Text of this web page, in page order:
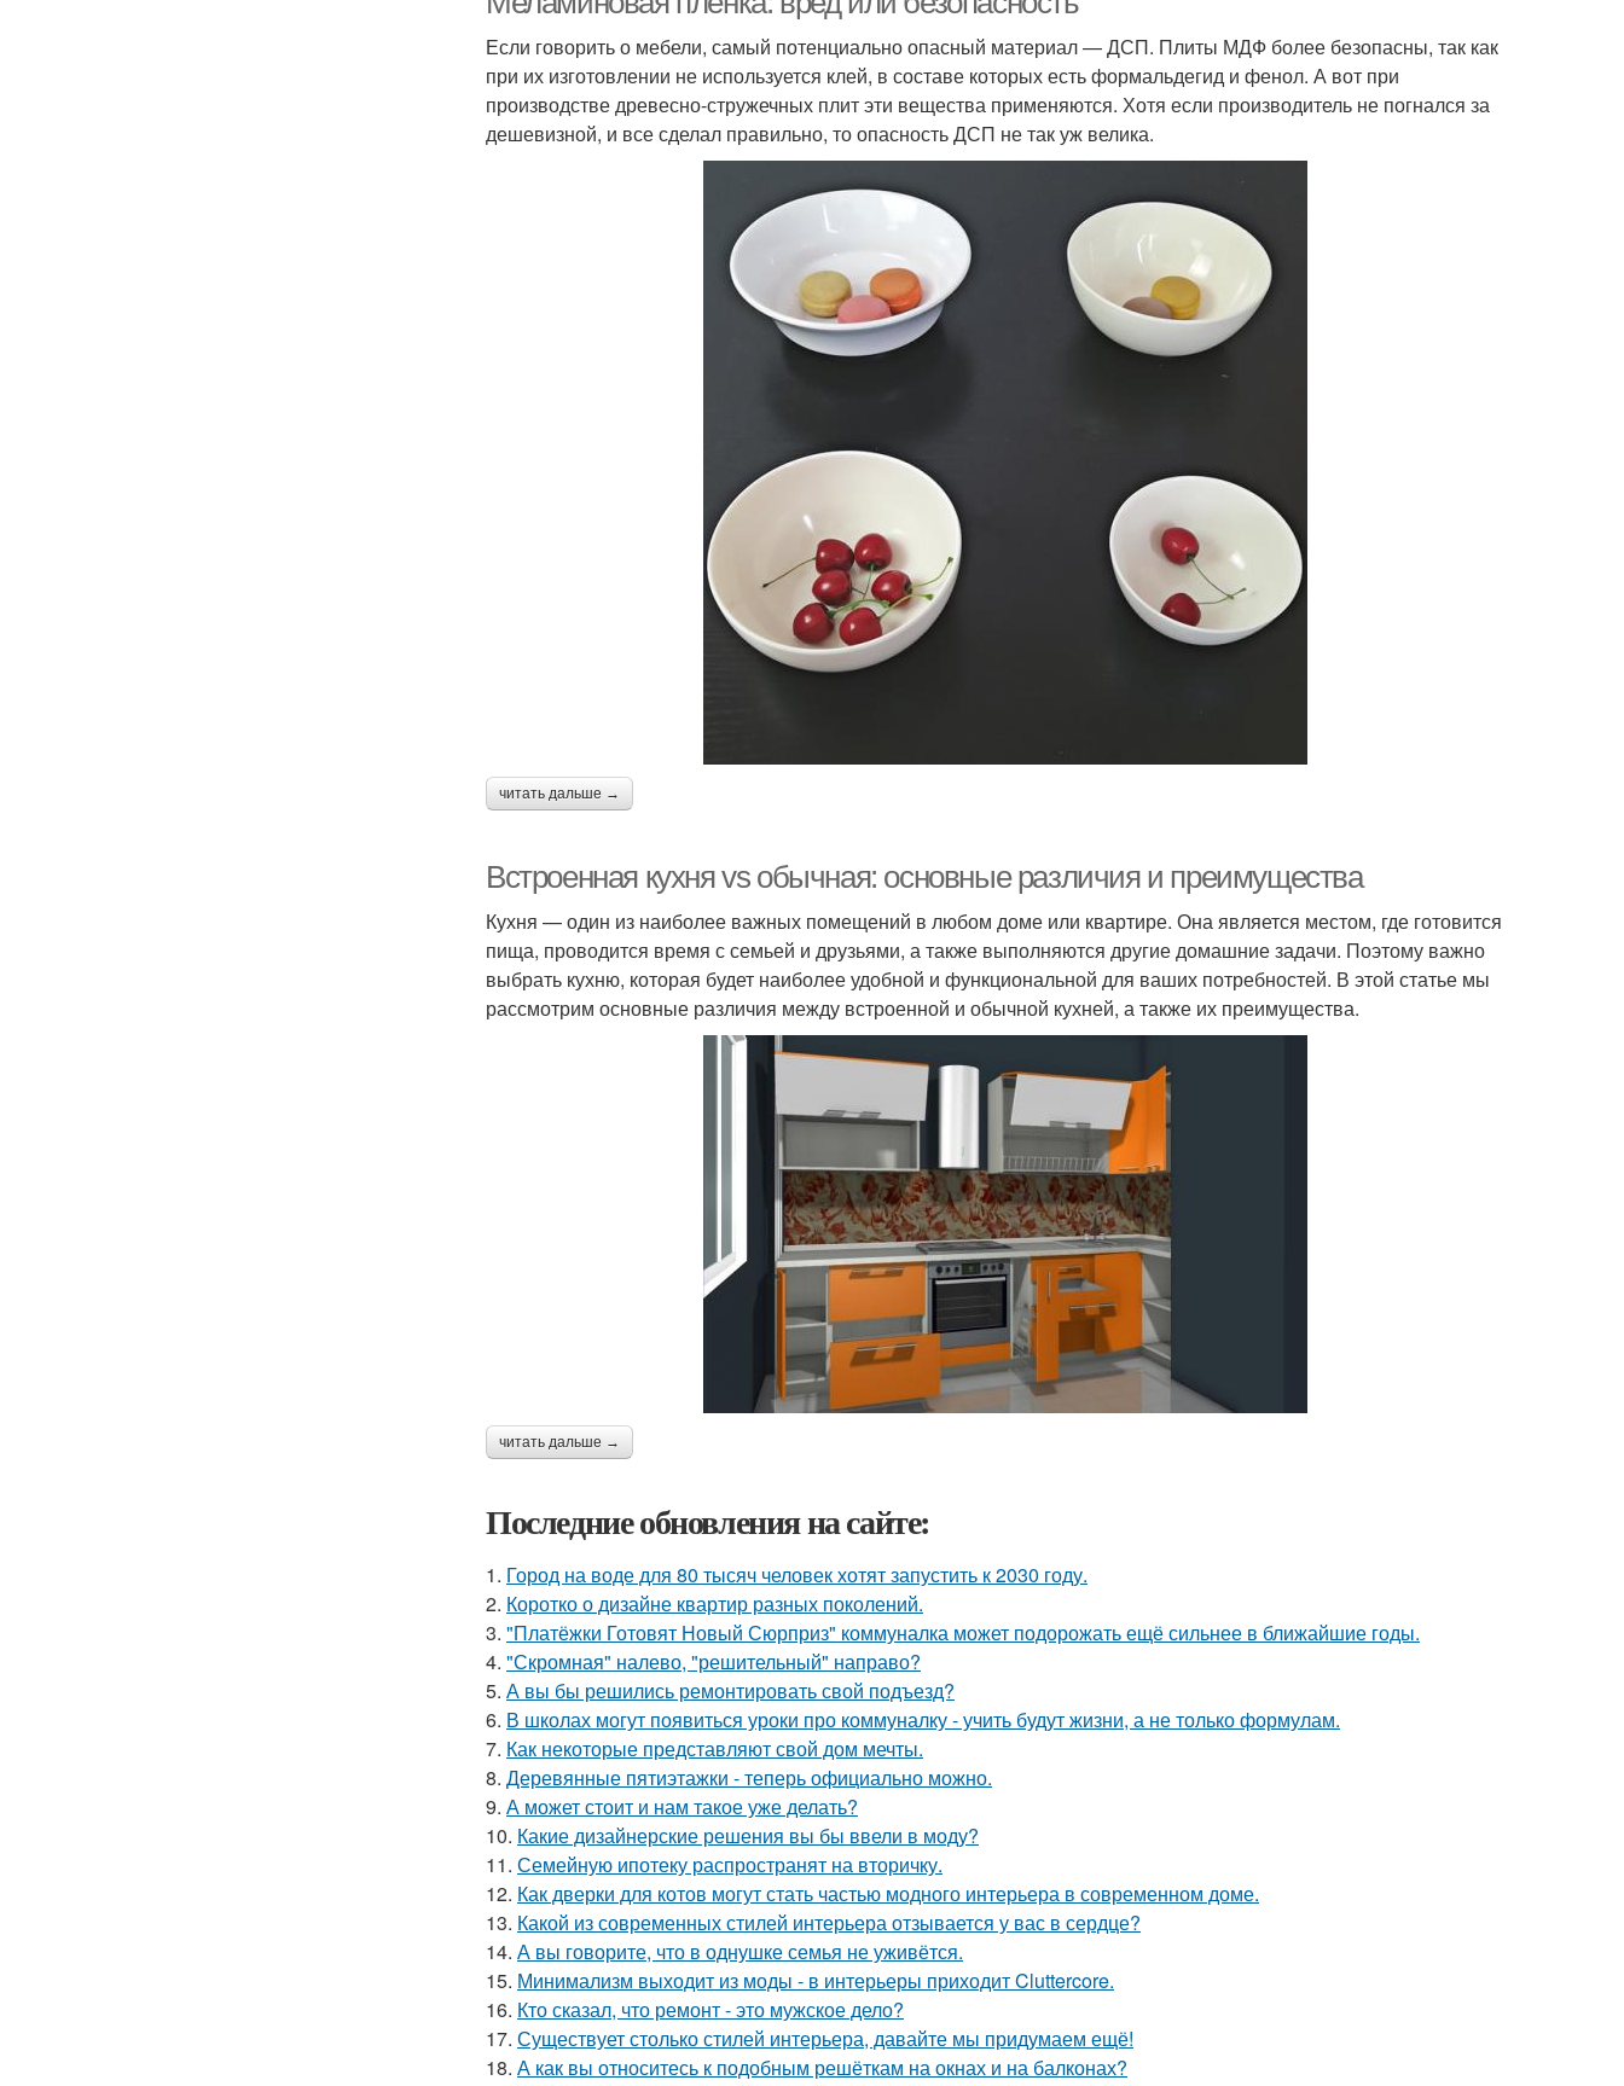
Если говорить о мебели, самый потенциально опасный материал — ДСП. Плиты МДФ более безопасны, так как
при их изготовлении не используется клей, в составе которых есть формальдегид и фенол. А вот при
производстве древесно-стружечных плит эти вещества применяются. Хотя если производитель не погнался за
дешевизной, и все сделал правильно, то опасность ДСП не так уж велика.
читать дальше →
Встроенная кухня vs обычная: основные различия и преимущества
Кухня — один из наиболее важных помещений в любом доме или квартире. Она является местом, где готовится
пища, проводится время с семьей и друзьями, а также выполняются другие домашние задачи. Поэтому важно
выбрать кухню, которая будет наиболее удобной и функциональной для ваших потребностей. В этой статье мы
рассмотрим основные различия между встроенной и обычной кухней, а также их преимущества.
читать дальше →
Последние обновления на сайте:
1. Город на воде для 80 тысяч человек хотят запустить к 2030 году.
2. Коротко о дизайне квартир разных поколений.
3. "Платёжки Готовят Новый Сюрприз" коммуналка может подорожать ещё сильнее в ближайшие годы.
4. "Скромная" налево, "решительный" направо?
5. А вы бы решились ремонтировать свой подъезд?
6. В школах могут появиться уроки про коммуналку - учить будут жизни, а не только формулам.
7. Как некоторые представляют свой дом мечты.
8. Деревянные пятиэтажки - теперь официально можно.
9. А может стоит и нам такое уже делать?
10. Какие дизайнерские решения вы бы ввели в моду?
11. Семейную ипотеку распространят на вторичку.
12. Как дверки для котов могут стать частью модного интерьера в современном доме.
13. Какой из современных стилей интерьера отзывается у вас в сердце?
14. А вы говорите, что в однушке семья не уживётся.
15. Минимализм выходит из моды - в интерьеры приходит Cluttercore.
16. Кто сказал, что ремонт - это мужское дело?
17. Существует столько стилей интерьера, давайте мы придумаем ещё!
18. А как вы относитесь к подобным решёткам на окнах и на балконах?